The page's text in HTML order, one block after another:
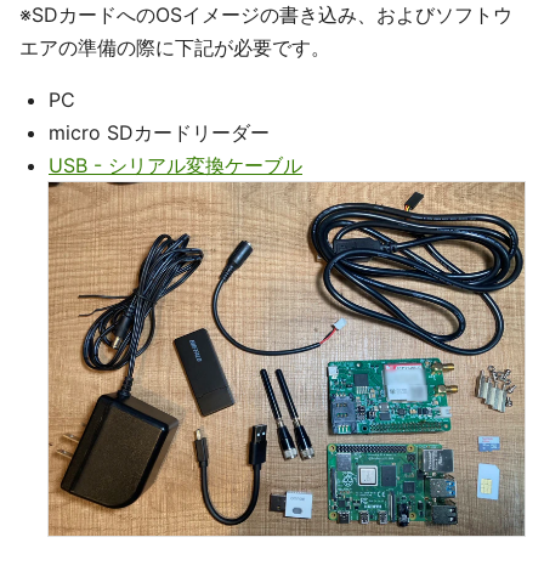
※SDカードへのOSイメージの書き込み、およびソフトウ
エアの準備の際に下記が必要です。
PC
micro SDカードリーダー
USB - シリアル変換ケーブル